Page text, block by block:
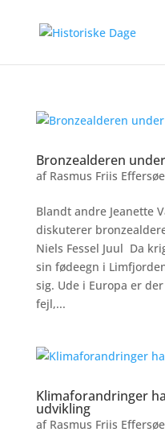
Bronzealderen
af Rasmus Friis Effersøe
Blandt andre Jeanette
diskuterer
Niels Fessel Juul Da
sin fødeegn i
sig. Ude i Europa er
fejl,...
Klimaforandringer
udvikling
af Rasmus Friis Effersøe